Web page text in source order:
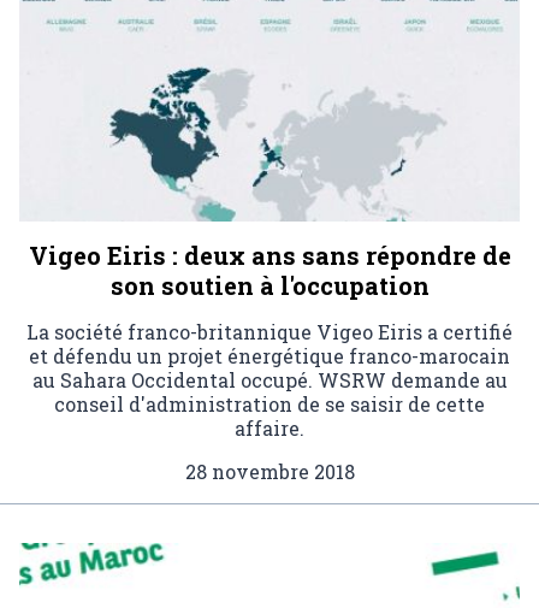
Vigeo Eiris : deux ans sans répondre de
son soutien à l'occupation
La société franco-britannique Vigeo Eiris a certifié
et défendu un projet énergétique franco-marocain
au Sahara Occidental occupé. WSRW demande au
conseil d'administration de se saisir de cette
affaire.
28 novembre 2018